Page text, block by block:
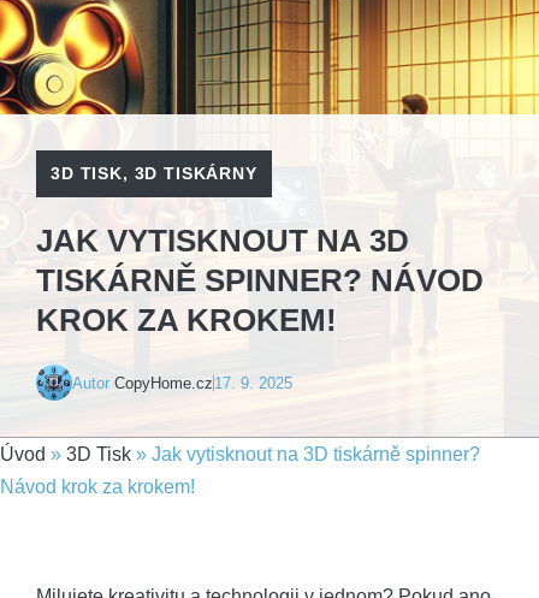
3D TISK, 3D TISKÁRNY
JAK VYTISKNOUT NA 3D
TISKÁRNĚ SPINNER? NÁVOD
KROK ZA KROKEM!
Autor CopyHome.cz 17. 9. 2025
Úvod » 3D Tisk » Jak vytisknout na 3D tiskárně spinner?
Návod krok za krokem!